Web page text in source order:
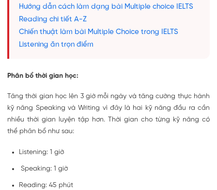
Hướng dẫn cách làm dạng bài Multiple choice IELTS
Reading chi tiết A-Z
Chiến thuật làm bài Multiple Choice trong IELTS
Listening ăn trọn điểm
Phân bổ thời gian học:
Tăng thời gian học lên 3 giờ mỗi ngày và tăng cường thực hành
kỹ năng Speaking và Writing vì đây là hai kỹ năng đầu ra cần
nhiều thời gian luyện tập hơn. Thời gian cho từng kỹ năng có
thể phân bổ như sau:
Listening: 1 giờ
Speaking: 1 giờ
Reading: 45 phút